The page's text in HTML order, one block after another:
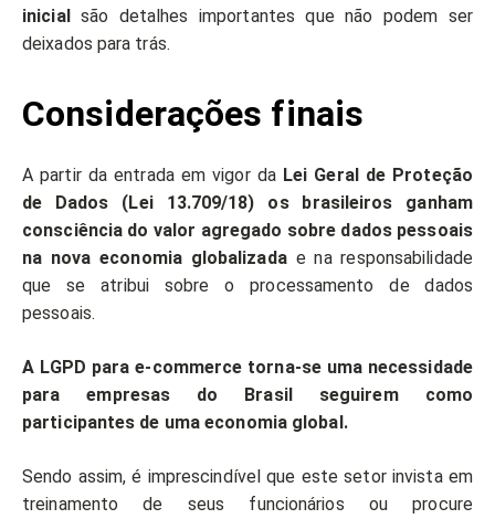
inicialsão detalhes importantes que não podem ser
deixados para trás.
Considerações finais
A partir da entrada em vigor da Lei Geral de Proteção
de Dados (Lei 13.709/18) os brasileiros ganham
consciência do valor agregado sobre dados pessoais
na nova economia globalizadae na responsabilidade
que se atribui sobre o processamento de dados
pessoais.
A LGPD para e-commerce torna-se uma necessidade
para empresas do Brasil seguirem como
participantes de uma economia global.
Sendo assim, é imprescindível que este setor invista em
treinamento de seus funcionários ou procure